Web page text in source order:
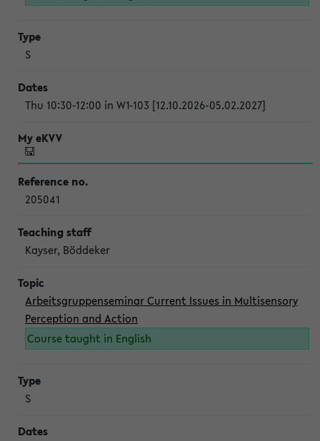
S
Thu 10:30-12:00 in W1-103 [12.10.2026-05.02.2027]
205041
Kayser, Böddeker
Arbeitsgruppenseminar Current Issues in Multisensory
Perception and Action
Course taught in English
S